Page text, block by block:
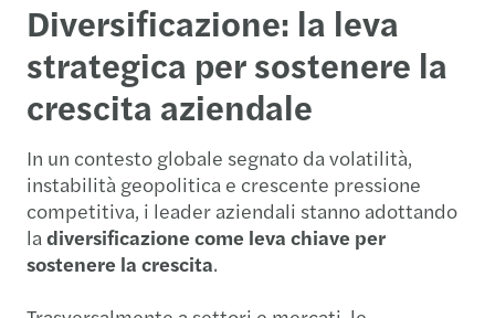
Diversificazione: la leva
strategica per sostenere la
crescita aziendale
In un contesto globale segnato da volatilità,
instabilità geopolitica e crescente pressione
competitiva, i leader aziendali stanno adottando
la diversificazione come leva chiave per
sostenere la crescita.